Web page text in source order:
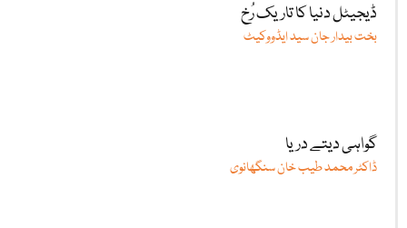
ڈیجیٹل دنیا کا تاریک رُخ
بخت بیدار جان سید ایڈووکیٹ
گواہی دیتے دریا
ڈاکٹر محمد طیب خان سنگھانوی